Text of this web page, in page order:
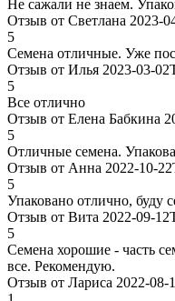
Не сажали не знаем.
Отзыв от Светлана 2023-
5
Семена отличные. Уже
Отзыв от Илья 2023-03-
5
Все отлично
Отзыв от Елена Бабкина
5
Отличные семена.
Отзыв от Анна 2022-10-
5
Упаковано отлично, буду
Отзыв от Вита 2022-09-
5
Семена хорошие - часть
все. Рекомендую.
Отзыв от Лариса 2022-08-